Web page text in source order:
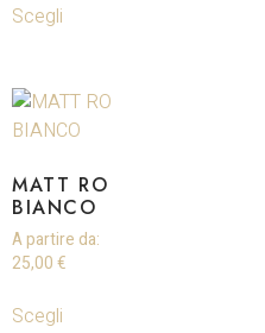
Scegli
MATT RO
BIANCO
A partire da:
25,00 €
Scegli